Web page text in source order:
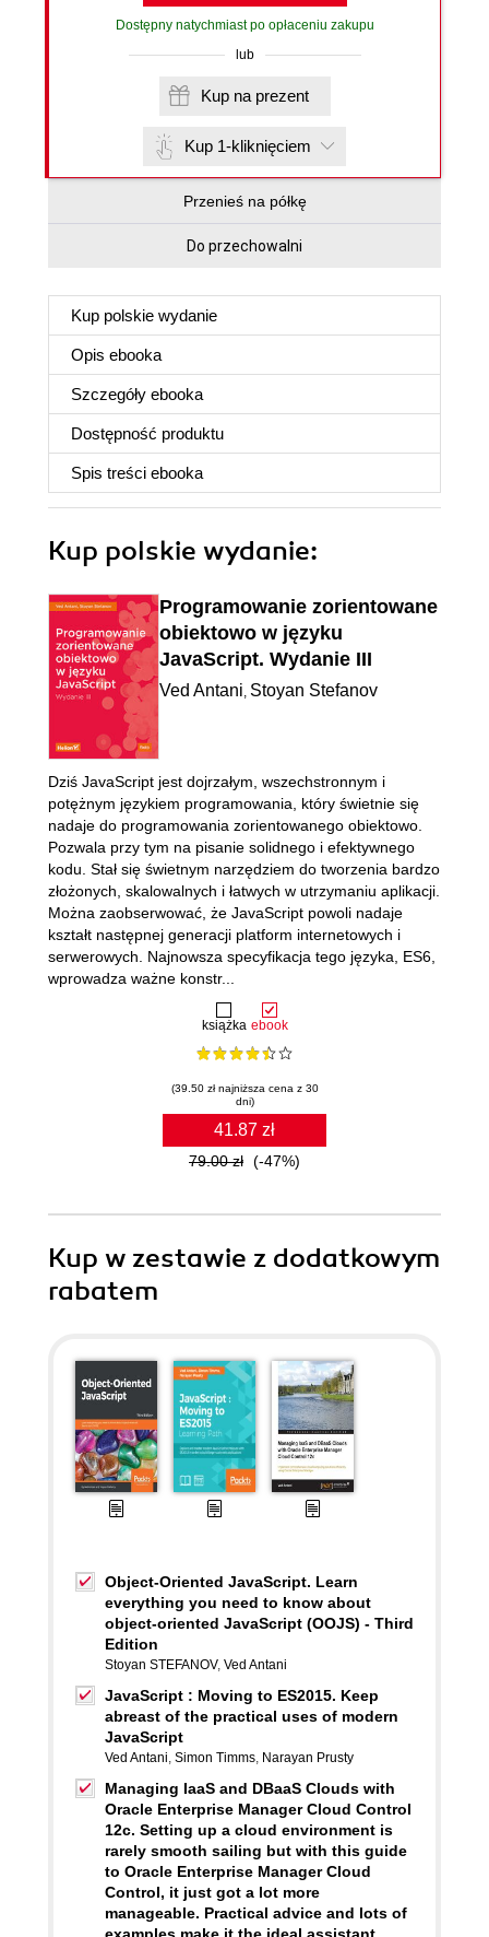
Dostępny natychmiast po opłaceniu zakupu
lub
Kup na prezent
Kup 1-kliknięciem
Przenieś na półkę
Do przechowalni
Kup polskie wydanie
Opis ebooka
Szczegóły ebooka
Dostępność produktu
Spis treści ebooka
Kup polskie wydanie:
Programowanie zorientowane
obiektowo w języku
JavaScript. Wydanie III
Ved Antani, Stoyan Stefanov
książka ebook
(39.50 zł najniższa cena z 30
dni)
41.87 zł
79.00 zł (-47%)
Dziś JavaScript jest dojrzałym, wszechstronnym i
potężnym językiem programowania, który świetnie się
nadaje do programowania zorientowanego obiektowo.
Pozwala przy tym na pisanie solidnego i efektywnego
kodu. Stał się świetnym narzędziem do tworzenia bardzo
złożonych, skalowalnych i łatwych w utrzymaniu aplikacji.
Można zaobserwować, że JavaScript powoli nadaje
kształt następnej generacji platform internetowych i
serwerowych. Najnowsza specyfikacja tego języka, ES6,
wprowadza ważne konstr...
Kup w zestawie z dodatkowym
rabatem
Object-Oriented JavaScript. Learn
everything you need to know about
object-oriented JavaScript (OOJS) - Third
Edition
Stoyan STEFANOV, Ved Antani
JavaScript : Moving to ES2015. Keep
abreast of the practical uses of modern
JavaScript
Ved Antani, Simon Timms, Narayan Prusty
Managing IaaS and DBaaS Clouds with
Oracle Enterprise Manager Cloud Control
12c. Setting up a cloud environment is
rarely smooth sailing but with this guide
to Oracle Enterprise Manager Cloud
Control, it just got a lot more
manageable. Practical advice and lots of